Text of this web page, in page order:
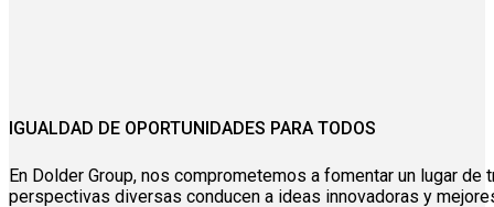
IGUALDAD DE OPORTUNIDADES PARA TODOS
En Dolder Group, nos comprometemos a fomentar un lugar
perspectivas diversas conducen a ideas innovadoras y